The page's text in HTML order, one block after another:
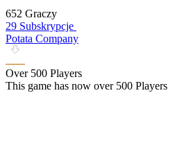
652 Graczy
29 Subskrypcje
Potata Company
Over 500 Players
This game has now over 500 Players